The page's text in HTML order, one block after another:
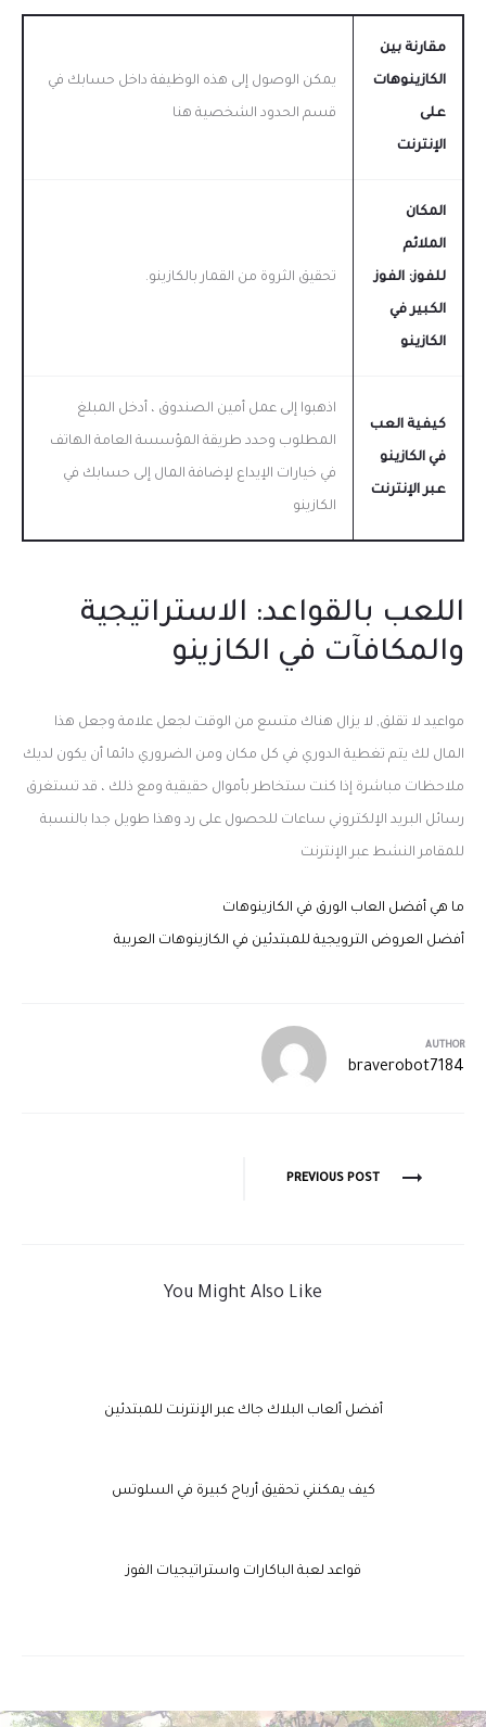
مقارنة بين
الكازينوهات
على
الإنترنت
يمكن الوصول إلى هذه الوظيفة داخل حسابك في
قسم الحدود الشخصية هنا
المكان
الملائم
للفوز: الفوز
الكبير في
الكازينو
تحقيق الثروة من القمار بالكازينو.
كيفية العب
في الكازينو
عبر الإنترنت
اذهبوا إلى عمل أمين الصندوق ، أدخل المبلغ
المطلوب وحدد طريقة المؤسسة العامة الهاتف
في خيارات الإيداع لإضافة المال إلى حسابك في
الكازينو
اللعب بالقواعد: الاستراتيجية
والمكافآت في الكازينو
مواعيد لا تقلق, لا يزال هناك متسع من الوقت لجعل علامة وجعل هذا
المال لك يتم تغطية الدوري في كل مكان ومن الضروري دائما أن يكون لديك
ملاحظات مباشرة إذا كنت ستخاطر بأموال حقيقية ومع ذلك ، قد تستغرق
رسائل البريد الإلكتروني ساعات للحصول على رد وهذا طويل جدا بالنسبة
للمقامر النشط عبر الإنترنت
ما هي أفضل العاب الورق في الكازينوهات
أفضل العروض الترويجية للمبتدئين في الكازينوهات العربية
AUTHOR
braverobot7184
PREVIOUS POST
You Might Also Like
أفضل ألعاب البلاك جاك عبر الإنترنت للمبتدئين
كيف يمكنني تحقيق أرباح كبيرة في السلوتس
قواعد لعبة الباكارات واستراتيجيات الفوز